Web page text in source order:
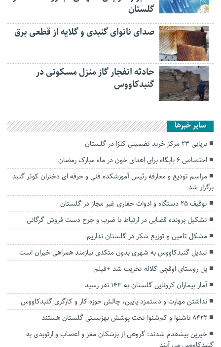
گلستان
صدای نانوای گنبدی و گلایه از قطعی برق
حادثه انفجار گاز منزل مسکونی در
گنبدکاووس
سایر خبرها
برپایی ۲۳ مرکز خرید تضمینی کلزا در گلستان
اختصاص ۶ پایگاه برای اهدای خون در ماه مبارک رمضان
مراسم تودیع و معارفه رئیس آموزشکده فنی و حرفه ای دختران کوثر گنبد
برگزار شد
توقیف ۲۵ دستگاه و ادوات حفاری غیر مجاز در گلستان
تشکیل پرونده قضایی در ارتباط با ضرب و جرح دست فروش گرگانی
مشکل تامین و توزیع شکر در گلستان نداریم
تبدیل گنبدکاووس به شهری بدون متکدی نیازمند همراهی خیران است
پل روستای اوقچی کلاله تخریب شد +فیلم
آمار بیماران کرونایی گلستان به ۱۴۳ نفر رسید
نداشتن مهارت و دستمزد پایین، چالش حوزه کار و کارگری گنبدکاووس
8422 ناشنوا و کم‌شنوا تحت پوشش بهزیستی گلستان هستند
خیرین پیشقدم شدند: گروهی از پزشکان مغز و اعصاب و ارتوپدی به